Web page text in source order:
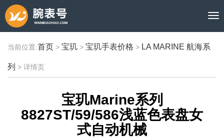
当前位置:首页 > 宝玑 > 宝玑手表价格 > LA MARINE 航海系
列 > 详情页
宝玑Marine系列
8827ST/59/586浅蓝色表盘女
式自动机械